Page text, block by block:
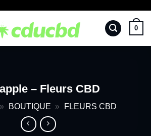
0
– Fleurs CBD
» BOUTIQUE » FLEURS CBD